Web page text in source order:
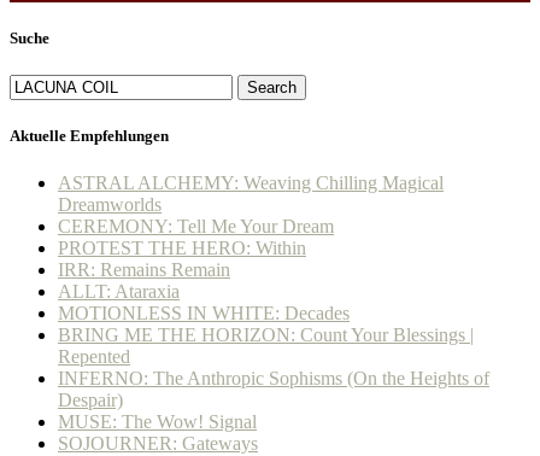
Suche
Search
Aktuelle Empfehlungen
ASTRAL ALCHEMY: Weaving Chilling Magical
Dreamworlds
CEREMONY: Tell Me Your Dream
PROTEST THE HERO: Within
IRR: Remains Remain
ALLT: Ataraxia
MOTIONLESS IN WHITE: Decades
BRING ME THE HORIZON: Count Your Blessings |
Repented
INFERNO: The Anthropic Sophisms (On the Heights of
Despair)
MUSE: The Wow! Signal
SOJOURNER: Gateways